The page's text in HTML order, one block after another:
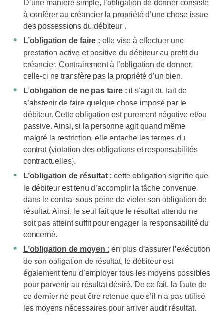
D’une manière simple, l’obligation de donner consiste
à conférer au créancier la propriété d’une chose issue
des possessions du débiteur .
L’obligation de faire : elle vise à effectuer une
prestation active et positive du débiteur au profit du
créancier. Contrairement à l’obligation de donner,
celle-ci ne transfère pas la propriété d’un bien.
L’obligation de ne pas faire : il s’agit du fait de
s’abstenir de faire quelque chose imposé par le
débiteur. Cette obligation est purement négative et/ou
passive. Ainsi, si la personne agit quand même
malgré la restriction, elle entache les termes du
contrat (violation des obligations et responsabilités
contractuelles).
L’obligation de résultat : cette obligation signifie que
le débiteur est tenu d’accomplir la tâche convenue
dans le contrat sous peine de violer son obligation de
résultat. Ainsi, le seul fait que le résultat attendu ne
soit pas atteint suffit pour engager la responsabilité du
concerné.
L’obligation de moyen : en plus d’assurer l’exécution
de son obligation de résultat, le débiteur est
également tenu d’employer tous les moyens possibles
pour parvenir au résultat désiré. De ce fait, la faute de
ce dernier ne peut être retenue que s’il n’a pas utilisé
les moyens nécessaires pour arriver audit résultat.